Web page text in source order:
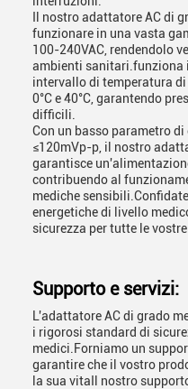
Il nostro adattatore AC di
funzionare in una vasta
100-240VAC, rendendolo
ambienti sanitari.funziona
intervallo di temperatura
0°C e 40°C, garantendo
difficili.
Con un basso parametro
≤120mVp-p, il nostro
garantisce
contribuendo al
mediche
energetiche di livello
sicurezza per tutte le
Supporto e servizi:
L'adattatore AC di grado
i rigorosi standard di
medici.Forniamo un
garantire che il vostro
la sua vitaIl nostro